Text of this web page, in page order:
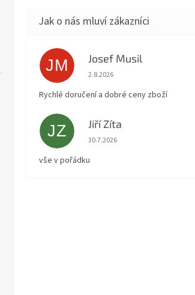
JM Josef Musil
Hodnocení obchodu je 5 z 5
2.8.2026
Rychlé doručení a dobré ceny zboží
JZ Jiří Zíta
Hodnocení obchodu je 5 z 5
30.7.2026
vše v pořádku